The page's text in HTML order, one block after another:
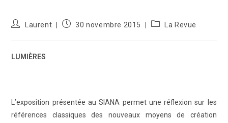
Auteur/autrice
publication :
Laurent
Publication
30 novembre 2015
Post La Revue
LUMIÈRES
L’exposition présentée au SIANA permet une réflexion sur les
références classiques des nouveaux moyens de création